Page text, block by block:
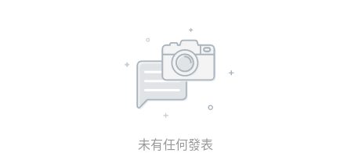
未有任何發表